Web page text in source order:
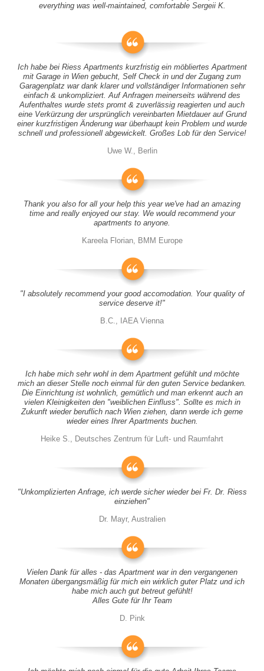
everything was well-maintained, comfortable Sergeii K.
Ich habe bei Riess Apartments kurzfristig ein möbliertes Apartment
mit Garage in Wien gebucht, Self Check in und der Zugang zum
Garagenplatz war dank klarer und vollständiger Informationen sehr
einfach & unkompliziert. Auf Anfragen meinerseits während des
Aufenthaltes wurde stets promt & zuverlässig reagierten und auch
eine Verkürzung der ursprünglich vereinbarten Mietdauer auf Grund
einer kurzfristigen Änderung war überhaupt kein Problem und wurde
schnell und professionell abgewickelt. Großes Lob für den Service!
Uwe W., Berlin
Thank you also for all your help this year we've had an amazing
time and really enjoyed our stay. We would recommend your
apartments to anyone.
Kareela Florian, BMM Europe
"I absolutely recommend your good accomodation. Your quality of
service deserve it!"
B.C., IAEA Vienna
Ich habe mich sehr wohl in dem Apartment gefühlt und möchte
mich an dieser Stelle noch einmal für den guten Service bedanken.
Die Einrichtung ist wohnlich, gemütlich und man erkennt auch an
vielen Kleinigkeiten den "weiblichen Einfluss". Sollte es mich in
Zukunft wieder beruflich nach Wien ziehen, dann werde ich gerne
wieder eines Ihrer Apartments buchen.
Heike S., Deutsches Zentrum für Luft- und Raumfahrt
"Unkomplizierten Anfrage, ich werde sicher wieder bei Fr. Dr. Riess
einziehen"
Dr. Mayr, Australien
Vielen Dank für alles - das Apartment war in den vergangenen
Monaten übergangsmäßig für mich ein wirklich guter Platz und ich
habe mich auch gut betreut gefühlt!
Alles Gute für Ihr Team
D. Pink